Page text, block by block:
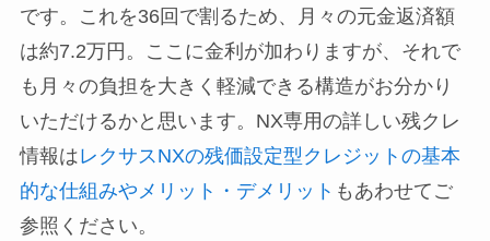
です。これを36回で割るため、月々の元金返済額
は約7.2万円。ここに金利が加わりますが、それで
も月々の負担を大きく軽減できる構造がお分かり
いただけるかと思います。NX専用の詳しい残クレ
情報はレクサスNXの残価設定型クレジットの基本
的な仕組みやメリット・デメリット もあわせてご
参照ください。